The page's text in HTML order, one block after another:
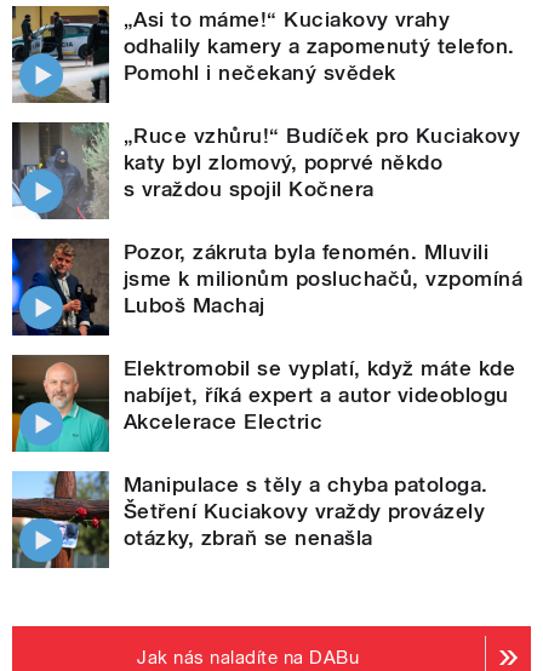
„Asi to máme!“ Kuciakovy vrahy
odhalily kamery a zapomenutý telefon.
Pomohl i nečekaný svědek
„Ruce vzhůru!“ Budíček pro Kuciakovy
katy byl zlomový, poprvé někdo
s vraždou spojil Kočnera
Pozor, zákruta byla fenomén. Mluvili
jsme k milionům posluchačů, vzpomíná
Luboš Machaj
Elektromobil se vyplatí, když máte kde
nabíjet, říká expert a autor videoblogu
Akcelerace Electric
Manipulace s těly a chyba patologa.
Šetření Kuciakovy vraždy provázely
otázky, zbraň se nenašla
Jak nás naladíte na DABu